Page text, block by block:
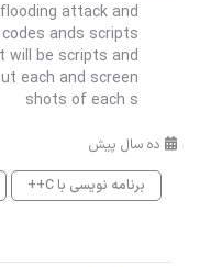
attack and
ands scripts
will be scripts and
each and screen
shots of each s
ده سال پیش
برنامه نویسی با C++